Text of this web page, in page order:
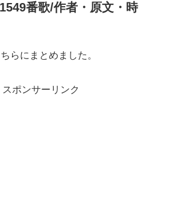
番歌/作者・原文・時
らにまとめました。
スポンサーリンク